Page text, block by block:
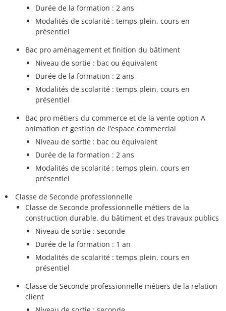
Durée de la formation : 2 ans
Modalités de scolarité : temps plein, cours en
présentiel
Bac pro aménagement et finition du bâtiment
Niveau de sortie : bac ou équivalent
Durée de la formation : 2 ans
Modalités de scolarité : temps plein, cours en
présentiel
Bac pro métiers du commerce et de la vente option A
animation et gestion de l'espace commercial
Niveau de sortie : bac ou équivalent
Durée de la formation : 2 ans
Modalités de scolarité : temps plein, cours en
présentiel
Classe de Seconde professionnelle
Classe de Seconde professionnelle métiers de la
construction durable, du bâtiment et des travaux publics
Niveau de sortie : seconde
Durée de la formation : 1 an
Modalités de scolarité : temps plein, cours en
présentiel
Classe de Seconde professionnelle métiers de la relation
client